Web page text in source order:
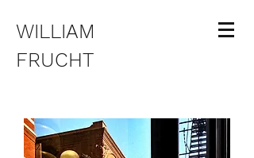
WILLIAM
FRUCHT